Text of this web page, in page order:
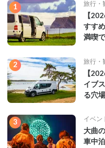
1 旅行・
【
すす
満喫
2 旅行・
【
イブ
る穴
3 イベン
大曲
車中